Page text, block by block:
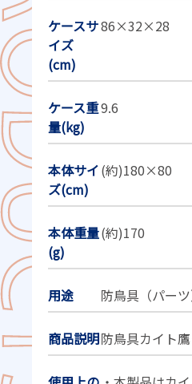
ケースサ
イズ
(cm)
86×32×28
ケース重
量(kg)
9.6
本体サイ
ズ(cm)
(約)180×80
本体重量
(g)
(約)170
用途 防鳥具（パーツ
商品説明防鳥具カイト